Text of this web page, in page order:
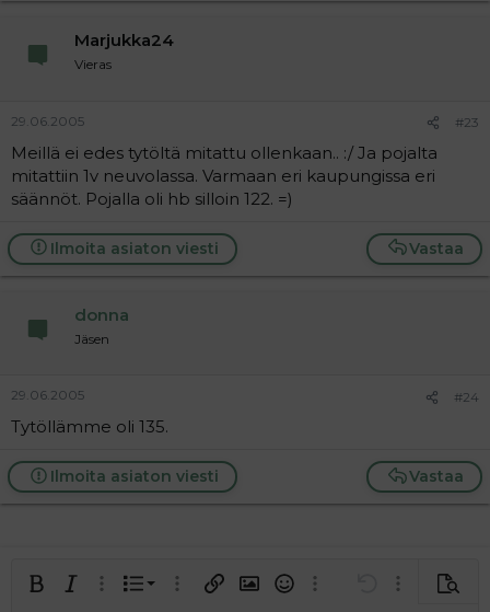
Marjukka24
Vieras
29.06.2005 #23
Meillä ei edes tytöltä mitattu ollenkaan.. :/ Ja pojalta
mitattiin 1v neuvolassa. Varmaan eri kaupungissa eri
säännöt. Pojalla oli hb silloin 122. =)
Vastaa
Ilmoita asiaton viesti
donna
Jäsen
29.06.2005 #24
Tytöllämme oli 135.
Vastaa
Ilmoita asiaton viesti
LihavoituKursivoitu
Laajennettuun editoriin…
Lista
Järjestetty lista
Laajennettuun editoriin…
Lisää hyperlinkki
Lisää kuva
HymiötLaajennettuun
Kumoa